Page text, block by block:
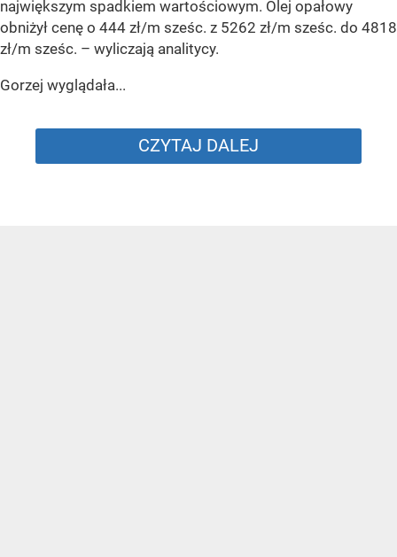
największym spadkiem wartościowym. Olej opałowy
obniżył cenę o 444 zł/m sześc. z 5262 zł/m sześc. do 4818
zł/m sześc. – wyliczają analitycy.
Gorzej wyglądała...
CZYTAJ DALEJ